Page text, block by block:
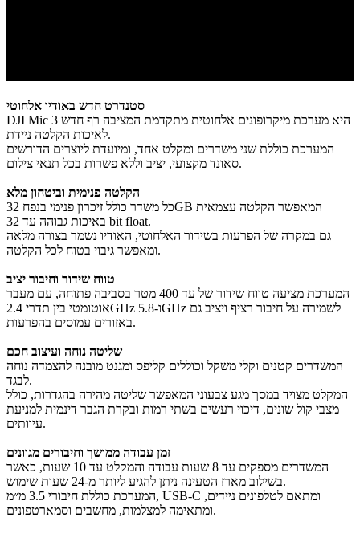
סטנדרט חדש באודיו אלחוטי
DJI Mic 3 היא מערכת מיקרופונים אלחוטית מתקדמת המציבה רף חדש
לאיכות הקלטה ניידת.
המערכת כוללת שני משדרים ומקלט אחד, ומיועדת ליוצרים הדורשים
סאונד מקצועי, יציב וללא פשרות בכל תנאי צילום.
הקלטה פנימית וביטחון מלא
כל משדר כולל זיכרון פנימי בנפח 32GB המאפשר הקלטה עצמאית
באיכות גבוהה עד 32 bit float.
גם במקרה של הפרעות בשידור האלחוטי, האודיו נשמר בצורה מלאה
ומאפשר גיבוי בטוח לכל הקלטה.
טווח שידור וחיבור יציב
המערכת מציעה טווח שידור של עד 400 מטר בסביבה פתוחה, עם מעבר
אוטומטי בין תדרי 2.4GHz ו-5.8GHz לשמירה על חיבור רציף ויציב גם
באזורים עמוסים בהפרעות.
שליטה נוחה ועיצוב חכם
המשדרים קטנים וקלי משקל וכוללים קליפס ומגנט מובנה להצמדה נוחה
לבגד.
המקלט מצויד במסך מגע צבעוני המאפשר שליטה מהירה בהגדרות, כולל
מצבי קול שונים, דיכוי רעשים בשתי רמות ובקרת הגבר דינמית למניעת
עיוותים.
זמן עבודה ממושך וחיבורים מגוונים
המשדרים מספקים עד 8 שעות עבודה והמקלט עד 10 שעות, כאשר
בשילוב מארז הטעינה ניתן להגיע ליותר מ-24 שעות שימוש.
המערכת כוללת חיבורי 3.5 מ״מ, USB-C ומתאם לטלפונים ניידים,
ומתאימה למצלמות, מחשבים וסמארטפונים.